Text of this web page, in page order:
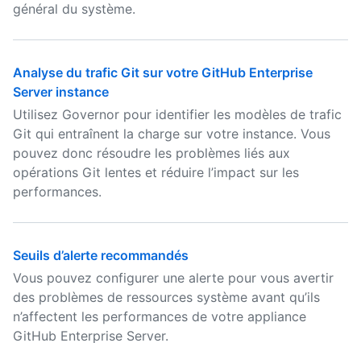
général du système.
Analyse du trafic Git sur votre GitHub Enterprise
Server instance
Utilisez Governor pour identifier les modèles de trafic
Git qui entraînent la charge sur votre instance. Vous
pouvez donc résoudre les problèmes liés aux
opérations Git lentes et réduire l’impact sur les
performances.
Seuils d’alerte recommandés
Vous pouvez configurer une alerte pour vous avertir
des problèmes de ressources système avant qu’ils
n’affectent les performances de votre appliance
GitHub Enterprise Server.